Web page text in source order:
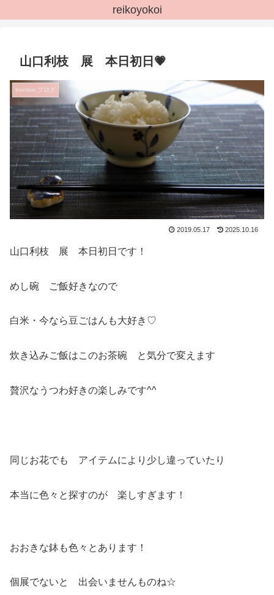
reikoyokoi
山口利枝 展 本日初日💗
bonton.ブログ
2019.05.17 2025.10.16
山口利枝 展 本日初日です！
めし碗 ご飯好きなので
白米・今なら豆ごはんも大好き♡
炊き込みご飯はこのお茶碗 と気分で変えます
贅沢なうつわ好きの楽しみです^^
同じお花でも アイテムにより少し違っていたり
本当に色々と探すのが 楽しすぎます！
おおきな鉢も色々とあります！
個展でないと 出会いませんものね☆